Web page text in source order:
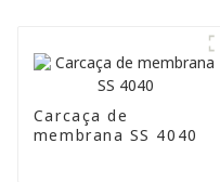
Carcaça de
membrana SS 4040